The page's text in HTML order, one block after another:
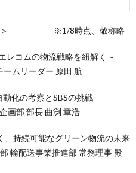
紹介＞ ※1/8時点、敬称略
レコムの物流戦略を紐解く～
ムリーダー 原田 航
化の考察とSBSの挑戦
画部 部長 曲渕 章浩
、持続可能なグリーン物流の未来
輸配送事業推進部 常務理事 殿